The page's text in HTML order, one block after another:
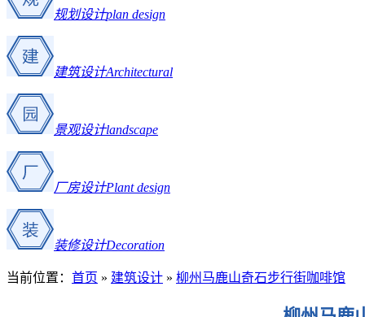
规划设计plan design
建筑设计Architectural
景观设计landscape
厂房设计Plant design
装修设计Decoration
当前位置： 首页 » 建筑设计 » 柳州马鹿山奇石步行街咖啡馆